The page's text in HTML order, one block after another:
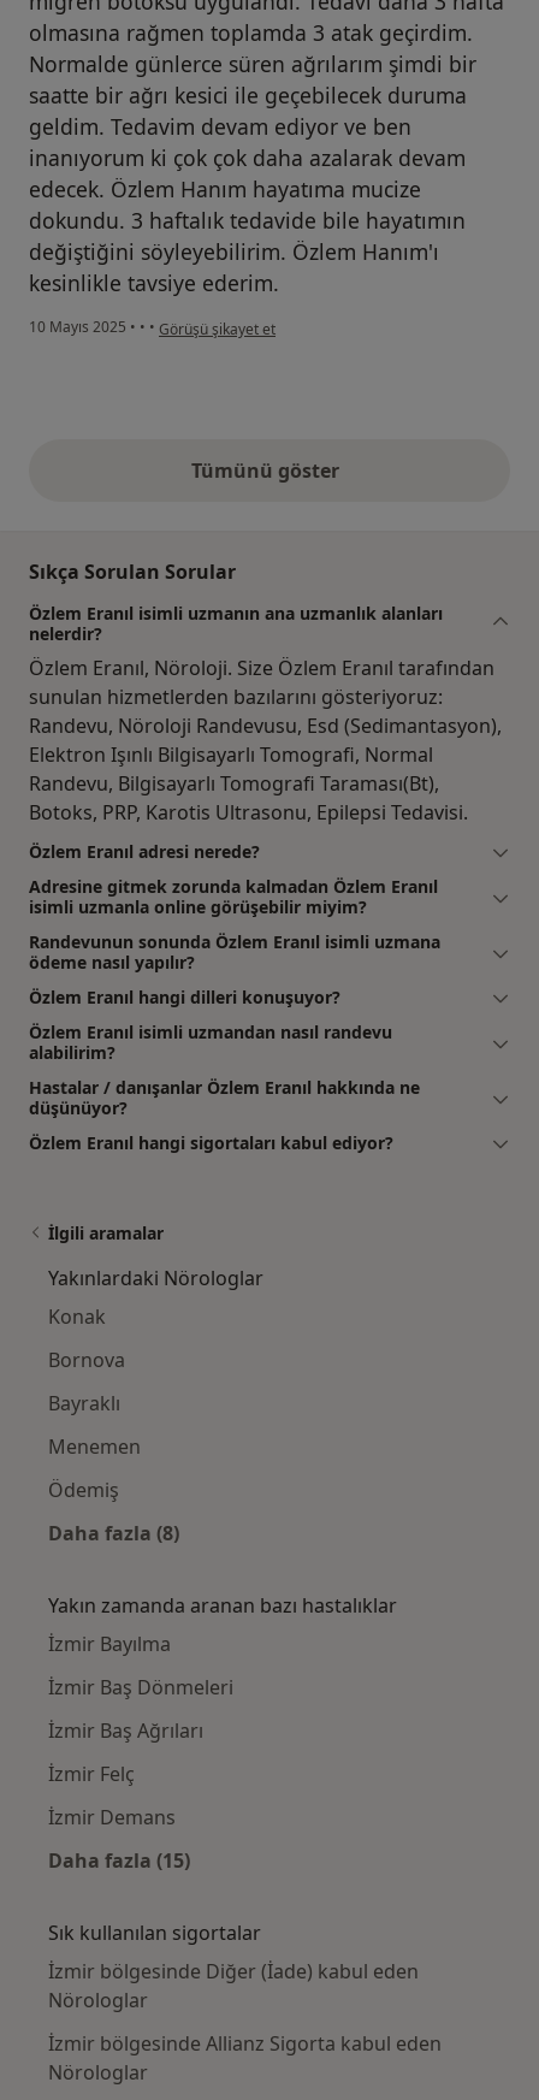
olmasına rağmen toplamda 3 atak geçirdim.
Normalde günlerce süren ağrılarım şimdi bir
saatte bir ağrı kesici ile geçebilecek duruma
geldim. Tedavim devam ediyor ve ben
inanıyorum ki çok çok daha azalarak devam
edecek. Özlem Hanım hayatıma mucize
dokundu. 3 haftalık tedavide bile hayatımın
değiştiğini söyleyebilirim. Özlem Hanım'ı
kesinlikle tavsiye ederim.
10 Mayıs 2025 • • • kullanıcının görüşüne göre i...
Görüşü şikayet et
Tümünü gösteryukarıdaki görüşler
Sıkça Sorulan Sorular
Özlem Eranıl isimli uzmanın ana uzmanlık alanları
nelerdir?
Özlem Eranıl, Nöroloji. Size Özlem Eranıl tarafından
sunulan hizmetlerden bazılarını gösteriyoruz:
Randevu, Nöroloji Randevusu, Esd (Sedimantasyon),
Elektron Işınlı Bilgisayarlı Tomografi, Normal
Randevu, Bilgisayarlı Tomografi Taraması(Bt),
Botoks, PRP, Karotis Ultrasonu, Epilepsi Tedavisi.
Özlem Eranıl adresi nerede?
Adresine gitmek zorunda kalmadan Özlem Eranıl
isimli uzmanla online görüşebilir miyim?
Randevunun sonunda Özlem Eranıl isimli uzmana
ödeme nasıl yapılır?
Özlem Eranıl hangi dilleri konuşuyor?
Özlem Eranıl isimli uzmandan nasıl randevu
alabilirim?
Hastalar / danışanlar Özlem Eranıl hakkında ne
düşünüyor?
Özlem Eranıl hangi sigortaları kabul ediyor?
İlgili aramalar
Yakınlardaki Nörologlar
Konak
Bornova
Bayraklı
Menemen
Ödemiş
Daha fazla (8)
Yakın zamanda aranan bazı hastalıklar
İzmir Bayılma
İzmir Baş Dönmeleri
İzmir Baş Ağrıları
İzmir Felç
İzmir Demans
Daha fazla (15)
Sık kullanılan sigortalar
İzmir bölgesinde Diğer (İade) kabul eden
Nörologlar
İzmir bölgesinde Allianz Sigorta kabul eden
Nörologlar